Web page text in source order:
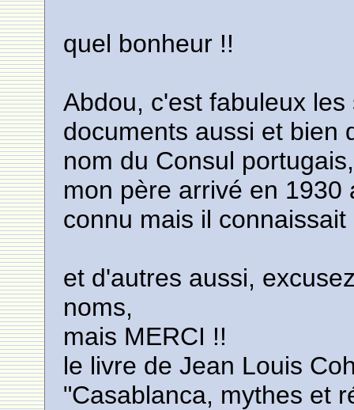
quel bonheur !!
Abdou, c'est fabuleux
documents aussi et bien
nom du Consul
mon père arrivé en
connu mais il
et d'autres aussi,
noms,
mais MERCI !!
le livre de Jean Louis
"Casablanca, mythes et